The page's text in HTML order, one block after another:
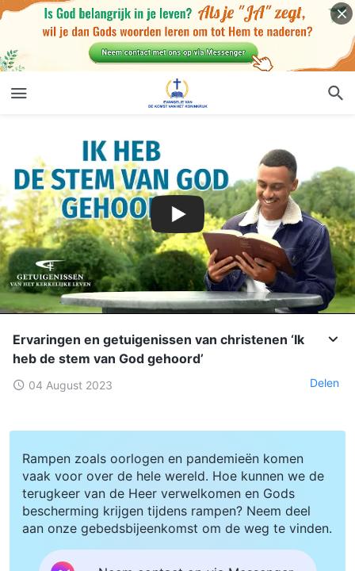
Ervaringen en getuigenissen van christenen ‘Ik
heb de stem van God gehoord’
04 August 2023 Delen
Rampen zoals oorlogen en pandemieën komen
vaak voor over de hele wereld. Hoe kunnen we de
terugkeer van de Heer verwelkomen en Gods
bescherming krijgen tijdens rampen? Neem deel
aan onze gebedsbijeenkomst om de weg te vinden.